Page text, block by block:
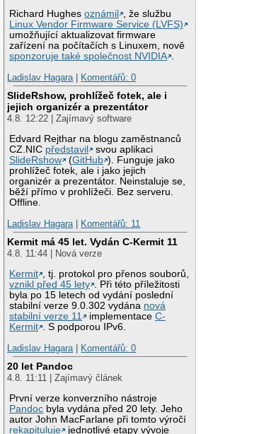
Richard Hughesoznámil
, že službu
Linux Vendor Firmware Service (LVFS)
umožňující aktualizovat firmware
zařízení na počítačích s Linuxem, nově
sponzoruje také společnost NVIDIA .
Ladislav Hagara | Komentářů: 0
SlideRshow, prohlížeč fotek, ale i
jejich organizér a prezentátor
4.8. 12:22 | Zajímavý software
Edvard Rejthar na blogu zaměstnanců
CZ.NIC představil
svou aplikaci
SlideRshow
(GitHub ). Funguje jako
prohlížeč fotek, ale i jako jejich
organizér a prezentátor. Neinstaluje se,
běží přímo v prohlížeči. Bez serveru.
Offline.
Ladislav Hagara | Komentářů: 11
Kermit má 45 let. Vydán C-Kermit 11
4.8. 11:44 | Nová verze
Kermit , tj. protokol pro přenos souborů,
vznikl před 45 lety . Při této příležitosti
byla po 15 letech od vydání poslední
stabilní verze 9.0.302 vydána nová
stabilní verze 11
implementaceC-
Kermit . S podporou IPv6.
Ladislav Hagara | Komentářů: 0
20 let Pandoc
4.8. 11:11 | Zajímavý článek
První verze konverzního nástroje
Pandoc byla vydána před 20 lety. Jeho
autor John MacFarlane při tomto výročí
rekapituluje
jednotlivé etapy vývoje